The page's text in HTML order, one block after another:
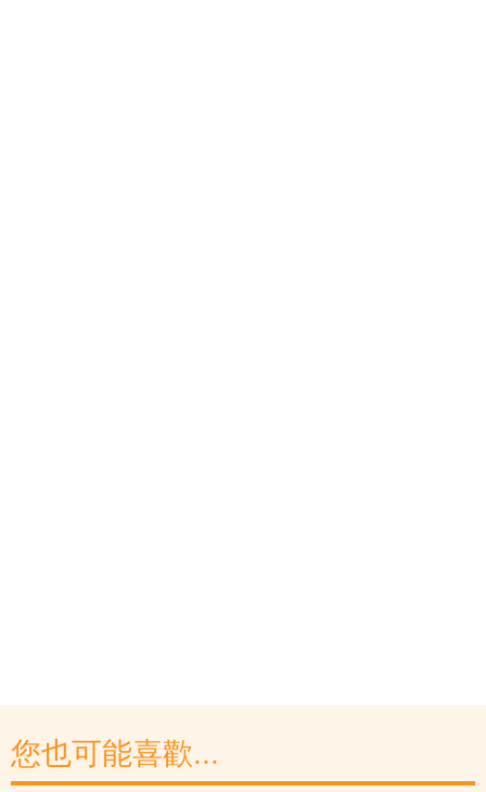
您也可能喜歡...